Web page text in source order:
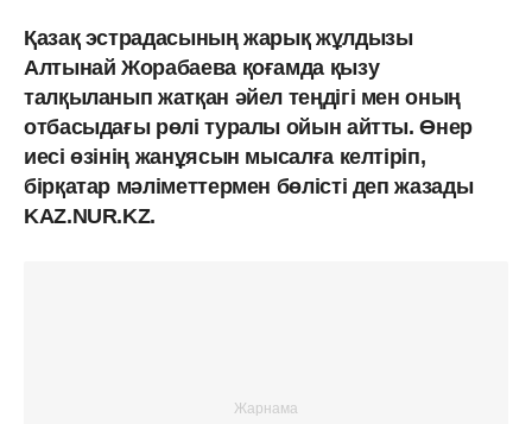
Қазақ эстрадасының жарық жұлдызы
Алтынай Жорабаева қоғамда қызу
талқыланып жатқан әйел теңдігі мен оның
отбасыдағы рөлі туралы ойын айтты. Өнер
иесі өзінің жанұясын мысалға келтіріп,
бірқатар мәліметтермен бөлісті деп жазады
KAZ.NUR.KZ.